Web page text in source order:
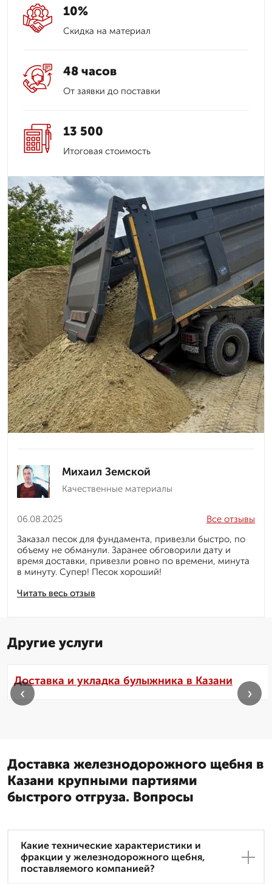
10%
Скидка на материал
48 часов
От заявки до поставки
13 500
Итоговая стоимость
Михаил Земской
Качественные материалы
06.08.2025
Читать весь отзыв
Все отзывы
Заказал песок для фундамента, привезли быстро, по
объему не обманули. Заранее обговорили дату и
время доставки, привезли ровно по времени, минута
в минуту. Супер! Песок хороший!
Другие услуги
Доставка и укладка булыжника в Казани
‹ ›
Доставка железнодорожного щебня в
Казани крупными партиями
быстрого отгруза. Вопросы
Какие технические характеристики и
фракции у железнодорожного щебня,
поставляемого компанией?